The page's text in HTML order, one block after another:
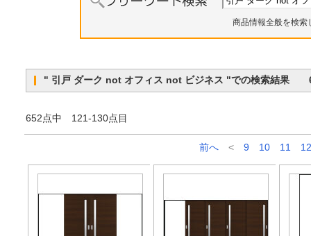
商品情報全般を検索
" 引戸 ダーク not オフィス not ビジネス "での検索結果
652点中 121-130点目
前へ < 9 10 11 12